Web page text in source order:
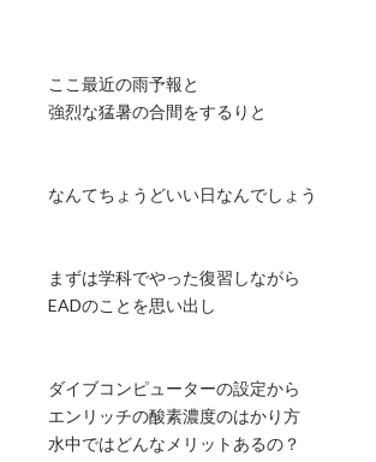
ここ最近の雨予報と
強烈な猛暑の合間をするりと
なんてちょうどいい日なんでしょう
まずは学科でやった復習しながら
EADのことを思い出し
ダイブコンピューターの設定から
エンリッチの酸素濃度のはかり方
水中ではどんなメリットあるの？